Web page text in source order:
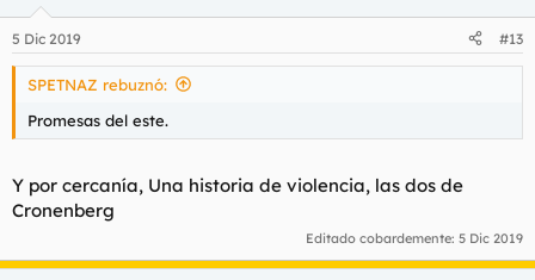
e
s
5 Dic 2019 #13
SPETNAZ rebuznó:
Promesas del este.
Y por cercanía, Una historia de violencia, las dos de
Cronenberg
Editado cobardemente: 5 Dic 2019